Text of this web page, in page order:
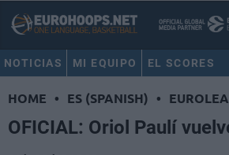
NOTICIAS MI EQUIPO EL SCORES
HOME • ES (SPANISH) •
OFICIAL: Oriol Paulí